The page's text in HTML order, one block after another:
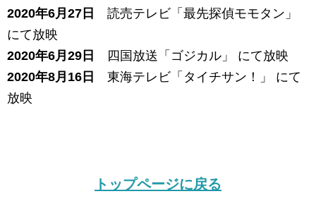
2020年6月27日
読売テレビ「最先探偵モモタン」
にて放映
2020年6月29日
四国放送「ゴジカル」 にて放映
2020年8月16日
東海テレビ「タイチサン！」 にて
放映
トップページに戻る